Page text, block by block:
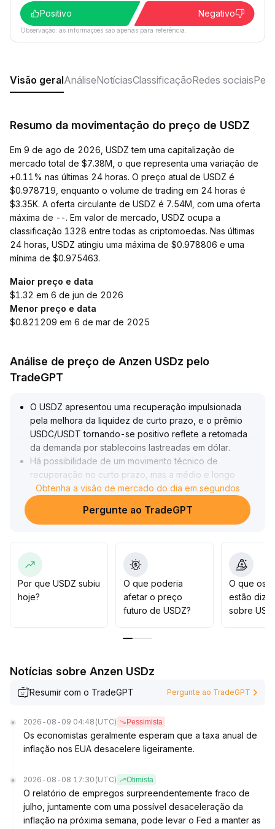
Positivo
Negativo
Observação: as informações são apenas para referência.
Visão geralAnáliseNotíciasClassificaçãoRedes sociais
Resumo da movimentação do preço de USDZ
Em 9 de ago de 2026, USDZ tem uma capitalização de
mercado total de $7.38M, o que representa uma variação de
+0.11% nas últimas 24 horas. O preço atual de USDZ é
$0.978719, enquanto o volume de trading em 24 horas é
$3.35K. A oferta circulante de USDZ é 7.54M, com uma oferta
máxima de --. Em valor de mercado, USDZ ocupa a
classificação 1328 entre todas as criptomoedas. Nas últimas
24 horas, USDZ atingiu uma máxima de $0.978806 e uma
mínima de $0.975463.
Maior preço e data
$1.32 em 6 de jun de 2026
Menor preço e data
$0.821209 em 6 de mar de 2025
Análise de preço de Anzen USDz pelo
TradeGPT
O USDZ apresentou uma recuperação impulsionada
pela melhora da liquidez de curto prazo, e o prêmio
USDC/USDT tornando-se positivo reflete a retomada
da demanda por stablecoins lastreadas em dólar.
Há possibilidade de um movimento técnico de
recuperação no curto prazo, mas a médio e longo
prazo, a diferenciação estrutural interna e a pressão
vendedora tendencial não foram fundamentalmente
Recomenda-se observar as mudanças no volume de
negociações e na volatilidade
Se houver um rompimento significativo dos níveis-
chave (sugere-se usar as máximas e mínimas do último
mês como limites da faixa), a exposição pode ser
No momento, é mais apropriado participar apenas no
Obtenha a visão de mercado do dia em segundos
Pergunte ao TradeGPT
Por que USDZ subiu
hoje?
O que poderia
afetar o preço
futuro de USDZ?
O que os
estão
sobre
Notícias sobre Anzen USDz
Resumir com o TradeGPT Pergunte ao TradeGPT
2026-08-09 04:48 (UTC) Pessimista
Os economistas geralmente esperam que a taxa anual de
inflação nos EUA desacelere ligeiramente.
2026-08-08 17:30 (UTC) Otimista
O relatório de empregos surpreendentemente fraco de
julho, juntamente com uma possível desaceleração da
inflação na próxima semana, pode levar o Fed a manter as